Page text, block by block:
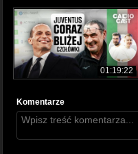
01:19:22
Komentarze